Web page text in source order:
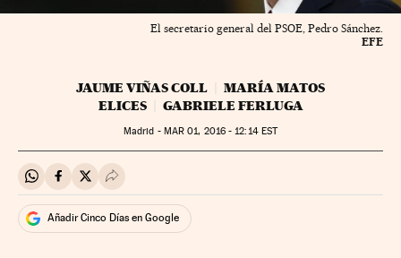
El secretario general del PSOE, Pedro Sánchez.
EFE
JAUME VIÑAS COLL
MARÍA MATOS
ELICES
GABRIELE FERLUGA
Madrid - MAR 01, 2016 - 12:14EST
Compartir en Whatsapp
Compartir en Facebook
Compartir en Twitter
Desplegar Redes Sociales
Añadir Cinco Días en Google